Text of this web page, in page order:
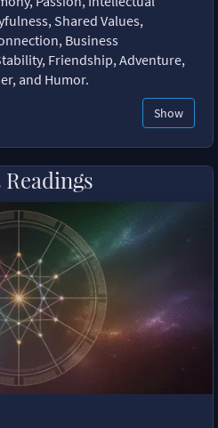
Shared Values,
Business
Friendship, Adventure,
and Humor.
Show